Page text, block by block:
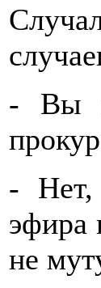
- Вы
- Нет,
эфира
не